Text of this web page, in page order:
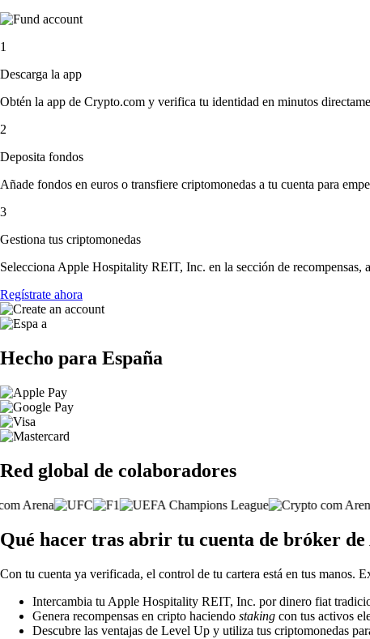
1
Descarga la app
Obtén la app de Crypto.com y verifica tu identidad en minutos
2
Deposita fondos
Añade fondos en euros o transfiere criptomonedas a tu cuenta para
3
Gestiona tus criptomonedas
Selecciona Apple Hospitality REIT, Inc. en la sección de
Regístrate ahora
Hecho para España
Red global de colaboradores
Qué hacer tras abrir tu cuenta de bróker
Con tu cuenta ya verificada, el control de tu cartera está en tus manos.
Intercambia tu Apple Hospitality REIT, Inc. por dinero fiat
Genera recompensas en cripto haciendo staking con tus activos
Descubre las ventajas de Level Up y utiliza tus criptomonedas